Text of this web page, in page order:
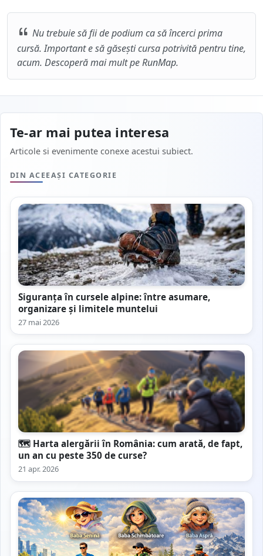
Nu trebuie să fii de podium ca să încerci prima
cursă. Important e să găsești cursa potrivită pentru tine,
acum. Descoperă mai mult pe RunMap.
Te-ar mai putea interesa
Articole si evenimente conexe acestui subiect.
DIN ACEEAȘI CATEGORIE
Siguranța în cursele alpine: între asumare,
organizare și limitele muntelui
27 mai 2026
🗺️ Harta alergării în România: cum arată, de fapt,
un an cu peste 350 de curse?
21 apr. 2026